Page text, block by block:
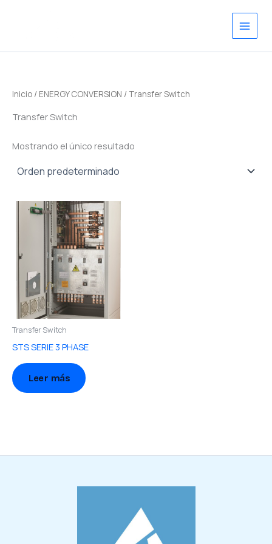
Inicio / ENERGY CONVERSION / Transfer Switch
Transfer Switch
Mostrando el único resultado
Transfer Switch
STS SERIE 3 PHASE
Leer más